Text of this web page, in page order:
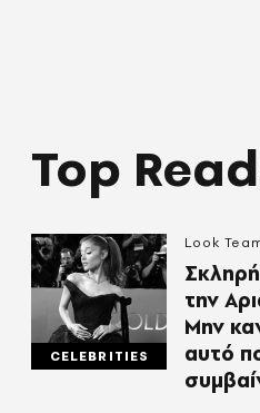
Top
CELEBRITIES
Σκληρή
την
Μην
αυτό
Look